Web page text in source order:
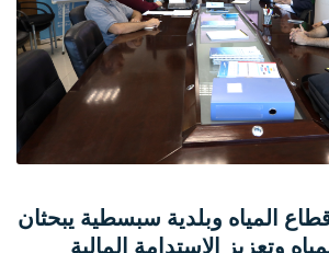
المياه وبلدية سبسطية يبحثان
وتعزيز الاستدامة المالية